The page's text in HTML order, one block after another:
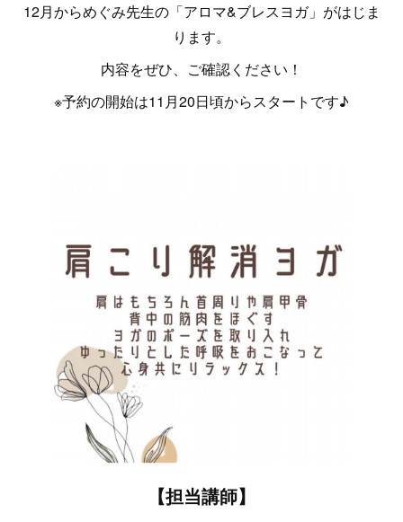
12月からめぐみ先生の「アロマ&ブレスヨガ」がはじま
ります。
内容をぜひ、ご確認ください！
※予約の開始は11月20日頃からスタートです♪
【担当講師】